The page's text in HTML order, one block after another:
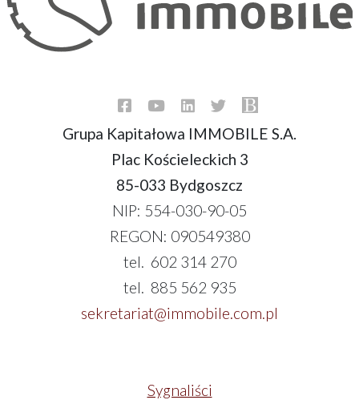
Grupa Kapitałowa IMMOBILE S.A.
Plac Kościeleckich 3
85-033 Bydgoszcz
NIP: 554-030-90-05
REGON: 090549380
tel. 602 314 270
tel. 885 562 935
sekretariat@immobile.com.pl
Sygnaliści